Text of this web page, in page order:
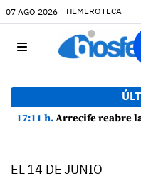
07 AGO 2026 HEMEROTECA
17:11 h.Arrecife reabre la playa de El Reducto
EL 14 DE JUNIO